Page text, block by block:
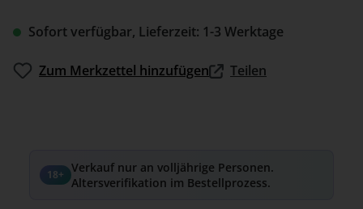
Sofort verfügbar, Lieferzeit: 1-3 Werktage
Zum Merkzettel hinzufügen Teilen
18+ Verkauf nur an volljährige Personen.
Altersverifikation im Bestellprozess.